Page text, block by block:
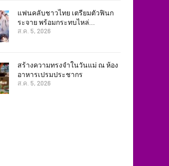
แฟนคลับชาวไทย เตรียมตัวฟินก
ระจาย พร้อมกระทบไหล่…
ส.ค. 5, 2026
สร้างความทรงจำในวันแม่ ณ ห้อง
อาหารเปรมประชากร
ส.ค. 5, 2026